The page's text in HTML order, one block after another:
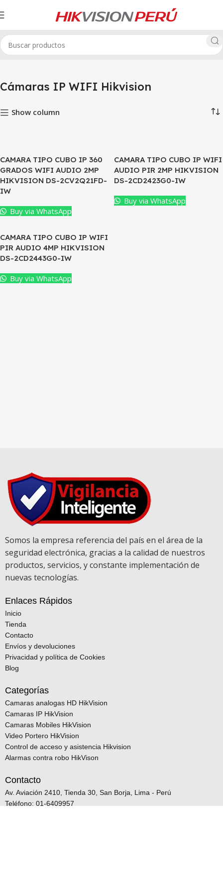
Inicio Cámaras IP HikVision Cámaras IP WIFI Hikvision
Cámaras IP WIFI Hikvision
Show column
CAMARA TIPO CUBO IP 360
GRADOS WIFI AUDIO 2MP
HIKVISION DS-2CV2Q21FD-
IW
Buy via WhatsApp
CAMARA TIPO CUBO IP WIFI
AUDIO PIR 2MP HIKVISION
DS-2CD2423G0-IW
Buy via WhatsApp
CAMARA TIPO CUBO IP WIFI
PIR AUDIO 4MP HIKVISION
DS-2CD2443G0-IW
Buy via WhatsApp
Somos la empresa referencia del país en el área de la
seguridad electrónica, gracias a la calidad de nuestros
productos, servicios, y constante implementación de
nuevas tecnologías.
Enlaces Rápidos
Inicio
Tienda
Contacto
Envíos y devoluciones
Privacidad y política de Cookies
Blog
Categorías
Camaras analogas HD HikVision
Camaras IP HikVision
Camaras Mobiles HikVision
Video Portero HikVision
Control de acceso y asistencia Hikvision
Alarmas contra robo HikVison
Contacto
Av. Aviación 2410, Tienda 30, San Borja, Lima - Perú
Teléfono: 01-6409957